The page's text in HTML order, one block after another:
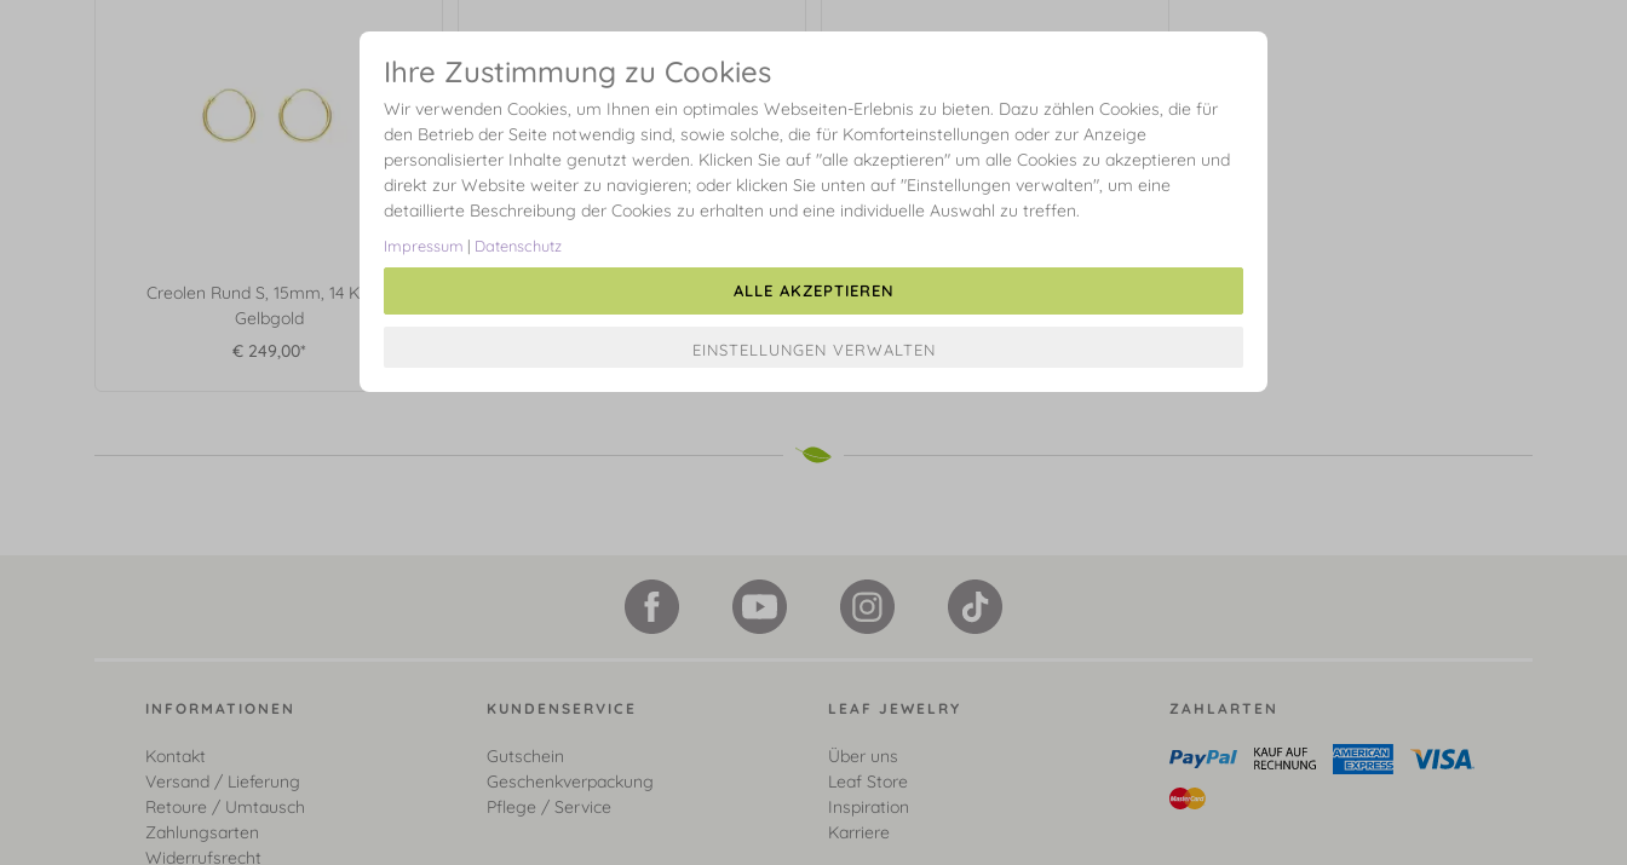
Creolen Rund S, 15mm, 14 Karat
Gelbgold
€ 249,00*
Creolen Rund L, 40mm, 14 Karat
Gelbgold
Creolen Rund M, 30mm, 14 Karat
Weißgold
INFORMATIONEN
Kontakt
Versand / Lieferung
Retoure / Umtausch
Zahlungsarten
Widerrufsrecht
KUNDENSERVICE
Gutschein
Geschenkverpackung
Pflege / Service
LEAF JEWELRY
Über uns
Leaf Store
Inspiration
Karriere
ZAHLARTEN
Ihre Zustimmung zu Cookies
Wir verwenden Cookies, um Ihnen ein optimales Webseiten-Erlebnis zu bieten. Dazu zählen Cookies, die für
den Betrieb der Seite notwendig sind, sowie solche, die für Komforteinstellungen oder zur Anzeige
personalisierter Inhalte genutzt werden. Klicken Sie auf "alle akzeptieren" um alle Cookies zu akzeptieren und
direkt zur Website weiter zu navigieren; oder klicken Sie unten auf "Einstellungen verwalten", um eine
detaillierte Beschreibung der Cookies zu erhalten und eine individuelle Auswahl zu treffen.
Impressum | Datenschutz
ALLE AKZEPTIEREN